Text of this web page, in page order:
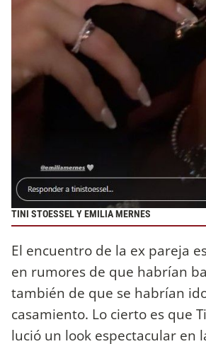
TINI STOESSEL Y EMILIA MERNES
El encuentro de la ex pareja
en rumores de que habrían
también de que se habrían
casamiento. Lo cierto es que
lució un look espectacular en